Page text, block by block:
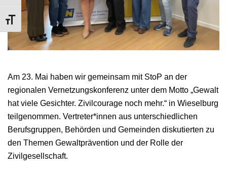
SCHRIFT VERGRÖSSERN
Am 23. Mai haben wir gemeinsam mit StoP an der
regionalen Vernetzungskonferenz unter dem Motto „Gewalt
hat viele Gesichter. Zivilcourage noch mehr.“ in Wieselburg
teilgenommen. Vertreter*innen aus unterschiedlichen
Berufsgruppen, Behörden und Gemeinden diskutierten zu
den Themen Gewaltprävention und der Rolle der
Zivilgesellschaft.